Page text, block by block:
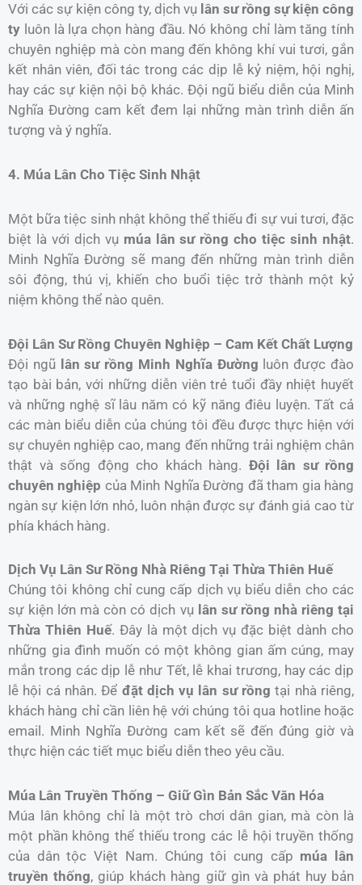
Với các sự kiện công ty, dịch vụ lân sư rồng sự kiện công
ty luôn là lựa chọn hàng đầu. Nó không chỉ làm tăng tính
chuyên nghiệp mà còn mang đến không khí vui tươi, gắn
kết nhân viên, đối tác trong các dịp lễ kỷ niệm, hội nghị,
hay các sự kiện nội bộ khác. Đội ngũ biểu diễn của Minh
Nghĩa Đường cam kết đem lại những màn trình diễn ấn
tượng và ý nghĩa.
4. Múa Lân Cho Tiệc Sinh Nhật
Một bữa tiệc sinh nhật không thể thiếu đi sự vui tươi, đặc
biệt là với dịch vụ múa lân sư rồng cho tiệc sinh nhật.
Minh Nghĩa Đường sẽ mang đến những màn trình diễn
sôi động, thú vị, khiến cho buổi tiệc trở thành một kỷ
niệm không thể nào quên.
Đội Lân Sư Rồng Chuyên Nghiệp – Cam Kết Chất Lượng
Đội ngũ lân sư rồng Minh Nghĩa Đường luôn được đào
tạo bài bản, với những diễn viên trẻ tuổi đầy nhiệt huyết
và những nghệ sĩ lâu năm có kỹ năng điêu luyện. Tất cả
các màn biểu diễn của chúng tôi đều được thực hiện với
sự chuyên nghiệp cao, mang đến những trải nghiệm chân
thật và sống động cho khách hàng. Đội lân sư rồng
chuyên nghiệp của Minh Nghĩa Đường đã tham gia hàng
ngàn sự kiện lớn nhỏ, luôn nhận được sự đánh giá cao từ
phía khách hàng.
Dịch Vụ Lân Sư Rồng Nhà Riêng Tại Thừa Thiên Huế
Chúng tôi không chỉ cung cấp dịch vụ biểu diễn cho các
sự kiện lớn mà còn có dịch vụ lân sư rồng nhà riêng tại
Thừa Thiên Huế. Đây là một dịch vụ đặc biệt dành cho
những gia đình muốn có một không gian ấm cúng, may
mắn trong các dịp lễ như Tết, lễ khai trương, hay các dịp
lễ hội cá nhân. Để đặt dịch vụ lân sư rồng tại nhà riêng,
khách hàng chỉ cần liên hệ với chúng tôi qua hotline hoặc
email. Minh Nghĩa Đường cam kết sẽ đến đúng giờ và
thực hiện các tiết mục biểu diễn theo yêu cầu.
Múa Lân Truyền Thống – Giữ Gìn Bản Sắc Văn Hóa
Múa lân không chỉ là một trò chơi dân gian, mà còn là
một phần không thể thiếu trong các lễ hội truyền thống
của dân tộc Việt Nam. Chúng tôi cung cấp múa lân
truyền thống, giúp khách hàng giữ gìn và phát huy bản